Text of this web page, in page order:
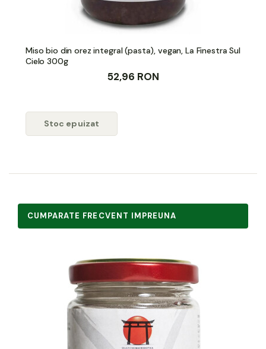
Miso bio din orez integral (pasta), vegan, La Finestra Sul
Cielo 300g
52,96 RON
Stoc epuizat
CUMPARATE FRECVENT IMPREUNA